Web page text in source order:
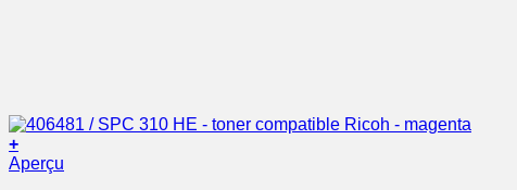
+
Aperçu